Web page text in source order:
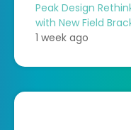
Peak Design
with New Field
1 week ago